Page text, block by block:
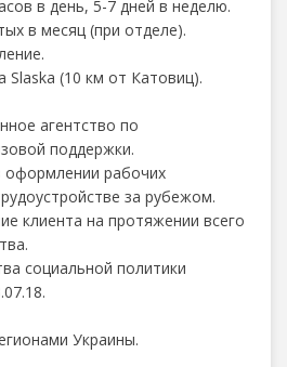
в день, 5-7 дней в неделю.
в месяц (при отделе).
Slaskа (10 км от Катовиц).
агентство по
поддержки.
рабочих
за рубежом.
клиента на протяжении всего
социальной политики
Украины.